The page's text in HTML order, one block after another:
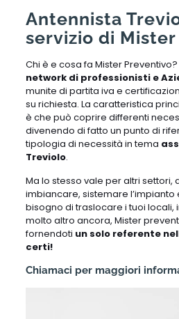
Antennista
servizio di
Chi è e cosa fa Mister
network di professionisti e
munite di partita iva e
su richiesta. La caratteristica
è che può coprire differenti
divenendo di fatto un punto di
tipologia di necessità in tema
Treviolo.
Ma lo stesso vale per altri settori,
imbiancare, sistemare
bisogno di traslocare i tuoi locali,
molto altro ancora, Mister
fornendoti un solo referente
certi!
Chiamaci per maggiori